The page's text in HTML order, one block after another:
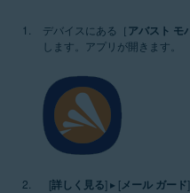
デバイスにある［ アバスト モ
します。アプリが開きます。
[詳しく見る] ▸ [メール ガード